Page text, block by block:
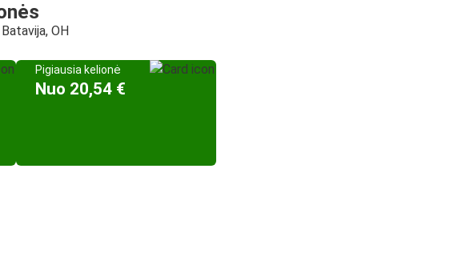
OH
Pigiausia kelionė
Nuo 20,54 €